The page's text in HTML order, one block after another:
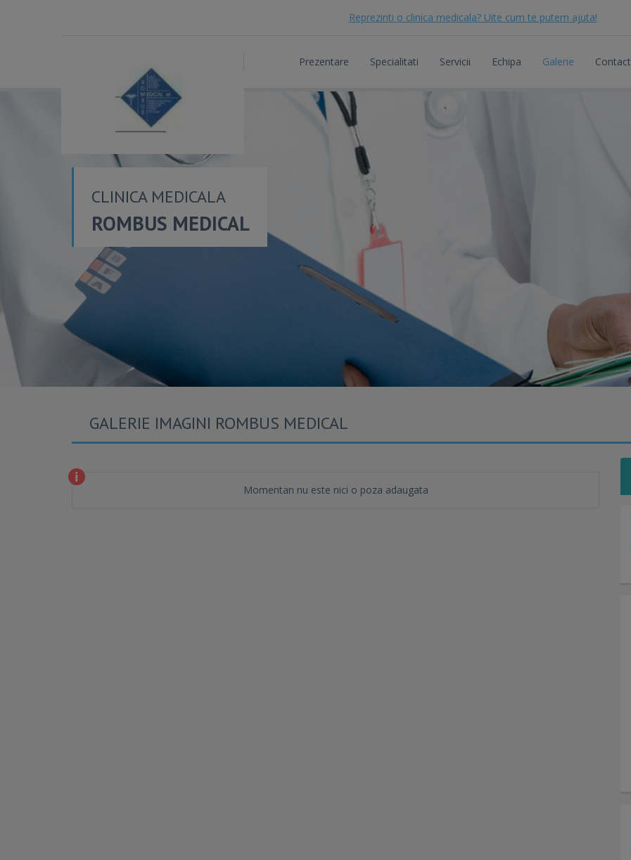
Reprezinti o clinica medicala? Uite cum te putem ajuta!
Prezentare Specialitati Servicii Echipa Galerie Contact
CLINICA MEDICALA
ROMBUS MEDICAL
GALERIE IMAGINI ROMBUS MEDICAL
Momentan nu este nici o poza adaugata